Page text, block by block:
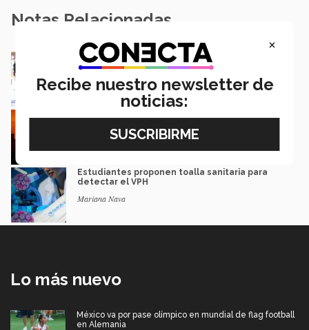
Notas Relacionadas
Salud cardiaca: distinción mundial para
científico mexicano
Paula Treviño
Mónica Torres y Luis Estrada
Estudiantes proponen toalla sanitaria para
detectar el VPH
Mariana Nava
Lo más nuevo
México va por pase olímpico en mundial de flag football
en Alemania
×
Recibe nuestro newsletter de
noticias: